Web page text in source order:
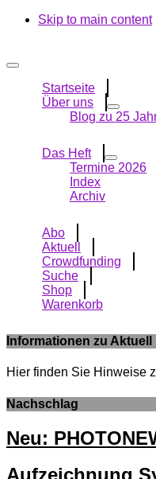
Skip to main content
Startseite
Über uns
Blog zu 25
Das Heft
Termine 2026
Index
Archiv
Abo
Aktuell
Crowdfunding
Suche
Shop
Warenkorb
Informationen zu Aktuell
Hier finden Sie Hinweise
Nachschlag
Neu:
Aufzeichnung